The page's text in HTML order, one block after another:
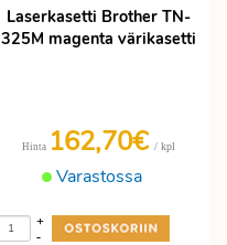
Laserkasetti Brother TN-
325M magenta värikasetti
Varastossa
Hinta 162,70€ / kpl
-
+